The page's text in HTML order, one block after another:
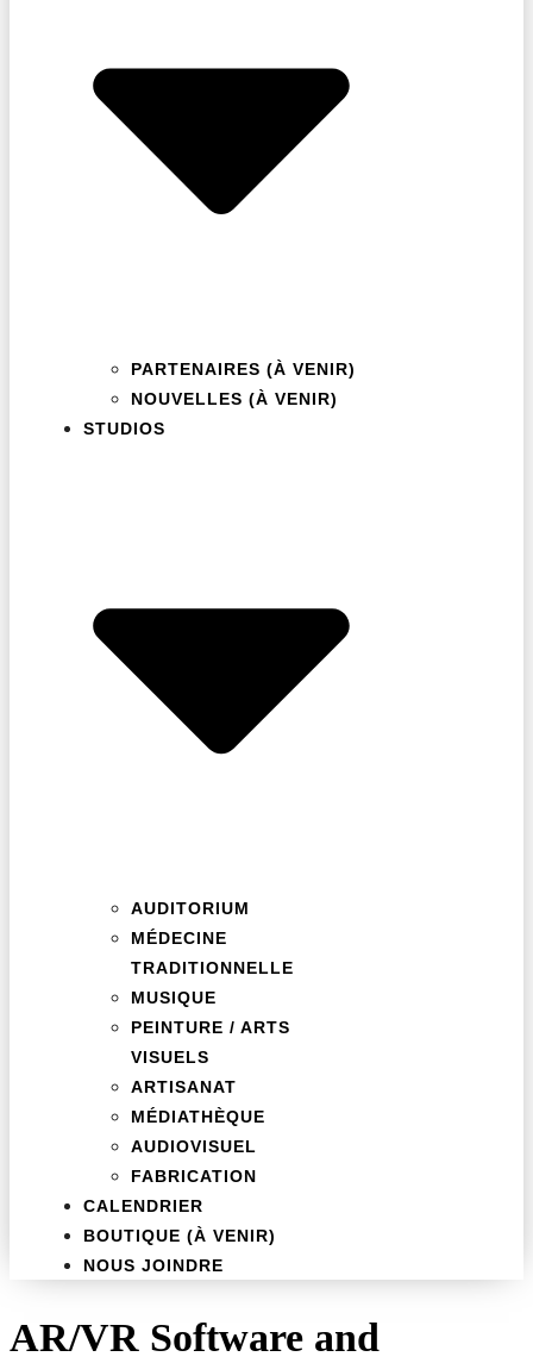
PARTENAIRES (À VENIR)
NOUVELLES (À VENIR)
STUDIOS
AUDITORIUM
MÉDECINE
TRADITIONNELLE
MUSIQUE
PEINTURE / ARTS
VISUELS
ARTISANAT
MÉDIATHÈQUE
AUDIOVISUEL
FABRICATION
CALENDRIER
BOUTIQUE (À VENIR)
NOUS JOINDRE
AR/VR Software and